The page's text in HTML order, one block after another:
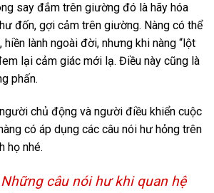
say đắm trên giường đó là hãy hóa
đốn, gợi cảm trên giường. Nàng có thể
hiền lành ngoài đời, nhưng khi nàng “lột
lại cảm giác mới lạ. Điều này cũng là
phấn.
chủ động và người điều khiển cuộc
có áp dụng các câu nói hư hỏng trên
họ nhé.
Những câu nói hư khi quan hệ